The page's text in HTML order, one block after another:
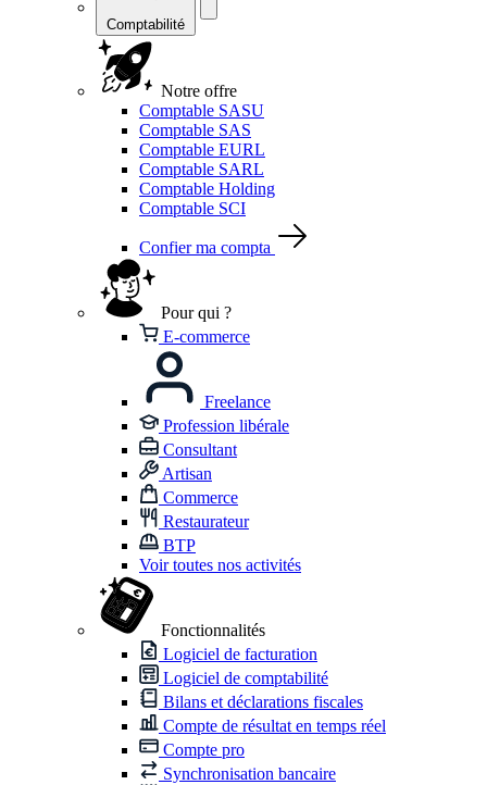
Comptabilité
Notre offre
Comptable SASU
Comptable SAS
Comptable EURL
Comptable SARL
Comptable Holding
Comptable SCI
Confier ma compta
Pour qui ?
E-commerce
Freelance
Profession libérale
Consultant
Artisan
Commerce
Restaurateur
BTP
Voir toutes nos activités
Fonctionnalités
Logiciel de facturation
Logiciel de comptabilité
Bilans et déclarations fiscales
Compte de résultat en temps réel
Compte pro
Synchronisation bancaire